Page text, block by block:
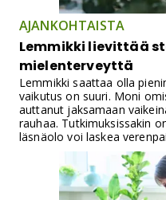
AJANKOHTAISTA
Lemmikki lievittää
mielenterveyttä
Lemmikki saattaa olla
vaikutus on suuri. Moni
auttanut jaksamaan
rauhaa. Tutkimuksissakin
läsnäolo voi laskea